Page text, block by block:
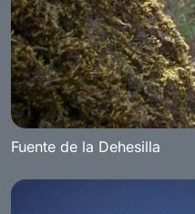
Fuente de la Dehesilla